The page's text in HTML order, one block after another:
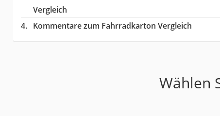
Vergleich
Kommentare zum Fahrradkarton Vergleich
Wählen